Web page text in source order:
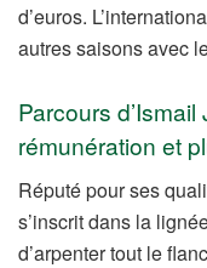
d’euros.
autres saisons avec
Parcours
rémunération et
Réputé pour ses
s’inscrit dans la
d’arpenter tout le